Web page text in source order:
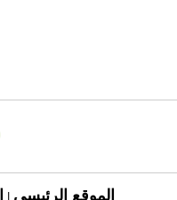
الموقع الرئيسي